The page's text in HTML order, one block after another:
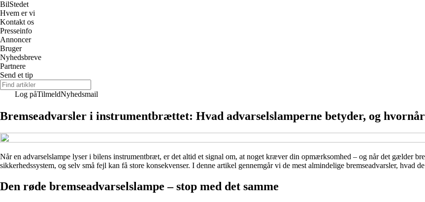
BilStedet
Hvem er vi
Kontakt os
Presseinfo
Annoncer
Bruger
Nyhedsbreve
Partnere
Send et tip
Log påTilmeldNyhedsmail
Bremseadvarsler i instrumentbrættet: Hvad advarselslamperne betyder, og
Når en advarselslampe lyser i bilens instrumentbræt, er det altid et signal om, at noget kræver din opmærksomhed – og når det gælder
sikkerhedssystem, og selv små fejl kan få store konsekvenser. I denne artikel gennemgår vi de mest almindelige bremseadvarsler, hvad
Den røde bremseadvarselslampe – stop med det samme